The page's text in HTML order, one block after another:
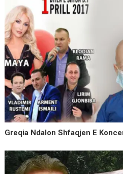
Greqia Ndalon Shfaqjen E